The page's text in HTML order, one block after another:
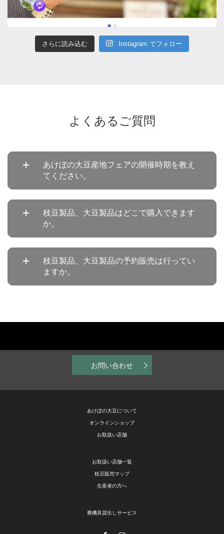
さらに読み込む Instagram でフォロー
よくあるご質問
あけぼの大豆産地フェアの開催時期を教え
てください。
枝豆製品、大豆製品はどこで購入できます
か。
枝豆製品、大豆製品の予約販売は行ってい
ますか。
お問い合わせ
あけぼの大豆について
オンラインショップ
お取扱い店舗
お取扱い店舗一覧
枝豆販売マップ
生産者の方へ
農機具貸出しサービス